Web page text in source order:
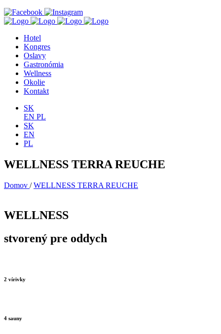
Hotel
Kongres
Oslavy
Gastronómia
Wellness
Okolie
Kontakt
SK
EN PL
SK
EN
PL
WELLNESS TERRA REUCHE
Domov /WELLNESS TERRA REUCHE
WELLNESS
stvorený pre oddych
2 vírivky
4 sauny